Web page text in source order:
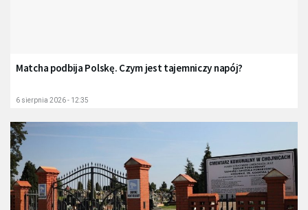
Matcha podbija Polskę. Czym jest tajemniczy napój?
6 sierpnia 2026 - 12:35